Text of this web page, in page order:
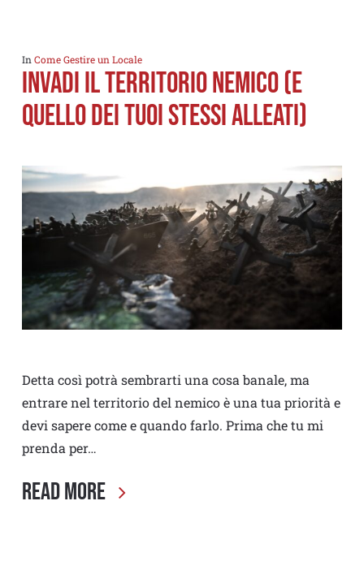
In Come Gestire un Locale
Invadi il Territorio Nemico (e
quello dei tuoi stessi Alleati)
Detta così potrà sembrarti una cosa banale, ma
entrare nel territorio del nemico è una tua priorità e
devi sapere come e quando farlo. Prima che tu mi
prenda per…
Read More